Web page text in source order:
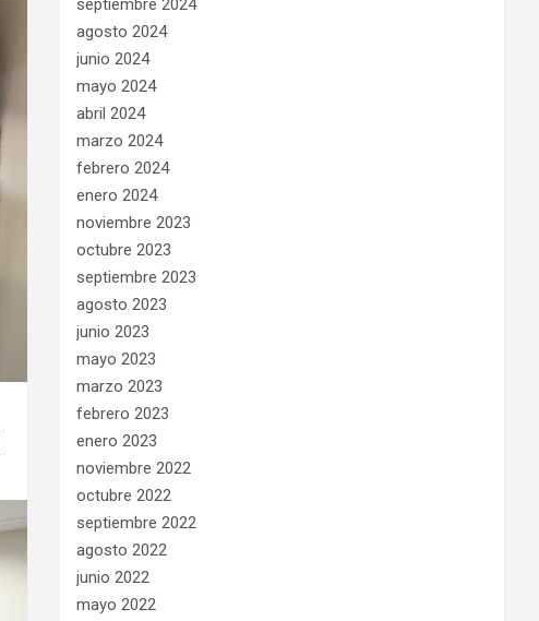
septiembre 2024
agosto 2024
junio 2024
mayo 2024
abril 2024
marzo 2024
febrero 2024
enero 2024
noviembre 2023
octubre 2023
septiembre 2023
agosto 2023
junio 2023
mayo 2023
marzo 2023
febrero 2023
enero 2023
noviembre 2022
octubre 2022
septiembre 2022
agosto 2022
junio 2022
mayo 2022